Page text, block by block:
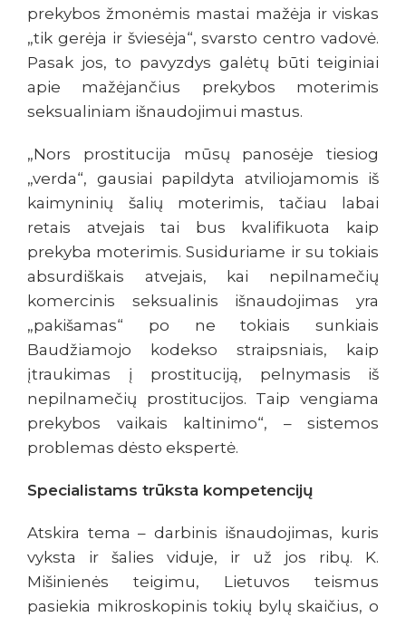
prekybos žmonėmis mastai mažėja ir viskas
„tik gerėja ir šviesėja“, svarsto centro vadovė.
Pasak jos, to pavyzdys galėtų būti teiginiai
apie mažėjančius prekybos moterimis
seksualiniam išnaudojimui mastus.
„Nors prostitucija mūsų panosėje tiesiog
„verda“, gausiai papildyta atviliojamomis iš
kaimyninių šalių moterimis, tačiau labai
retais atvejais tai bus kvalifikuota kaip
prekyba moterimis. Susiduriame ir su tokiais
absurdiškais atvejais, kai nepilnamečių
komercinis seksualinis išnaudojimas yra
„pakišamas“ po ne tokiais sunkiais
Baudžiamojo kodekso straipsniais, kaip
įtraukimas į prostituciją, pelnymasis iš
nepilnamečių prostitucijos. Taip vengiama
prekybos vaikais kaltinimo“, – sistemos
problemas dėsto ekspertė.
Specialistams trūksta kompetencijų
Atskira tema – darbinis išnaudojimas, kuris
vyksta ir šalies viduje, ir už jos ribų. K.
Mišinienės teigimu, Lietuvos teismus
pasiekia mikroskopinis tokių bylų skaičius, o